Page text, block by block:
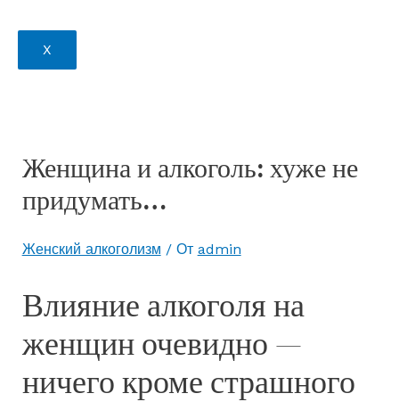
X
Женщина и алкоголь: хуже не
придумать…
Женский алкоголизм / От admin
Влияние алкоголя на
женщин очевидно —
ничего кроме страшного